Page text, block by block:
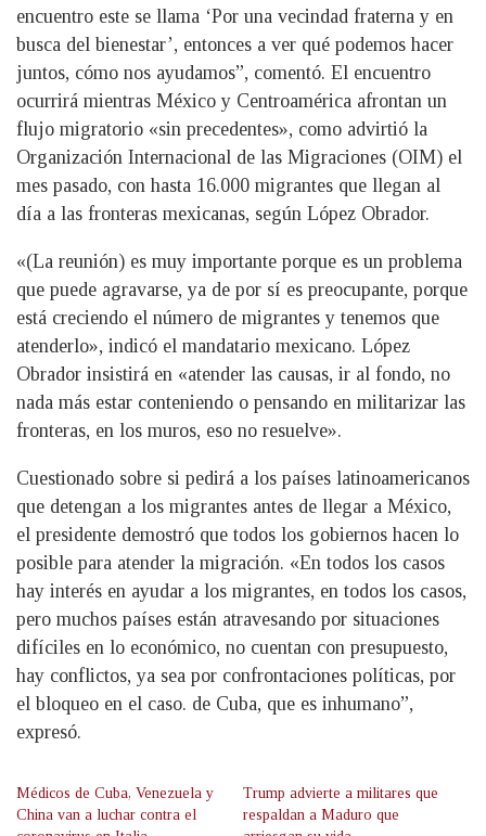
encuentro este se llama ‘Por una vecindad fraterna y en
busca del bienestar’, entonces a ver qué podemos hacer
juntos, cómo nos ayudamos”, comentó. El encuentro
ocurrirá mientras México y Centroamérica afrontan un
flujo migratorio «sin precedentes», como advirtió la
Organización Internacional de las Migraciones (OIM) el
mes pasado, con hasta 16.000 migrantes que llegan al
día a las fronteras mexicanas, según López Obrador.
«(La reunión) es muy importante porque es un problema
que puede agravarse, ya de por sí es preocupante, porque
está creciendo el número de migrantes y tenemos que
atenderlo», indicó el mandatario mexicano. López
Obrador insistirá en «atender las causas, ir al fondo, no
nada más estar conteniendo o pensando en militarizar las
fronteras, en los muros, eso no resuelve».
Cuestionado sobre si pedirá a los países latinoamericanos
que detengan a los migrantes antes de llegar a México,
el presidente demostró que todos los gobiernos hacen lo
posible para atender la migración. «En todos los casos
hay interés en ayudar a los migrantes, en todos los casos,
pero muchos países están atravesando por situaciones
difíciles en lo económico, no cuentan con presupuesto,
hay conflictos, ya sea por confrontaciones políticas, por
el bloqueo en el caso. de Cuba, que es inhumano”,
expresó.
Médicos de Cuba, Venezuela y
China van a luchar contra el
Trump advierte a militares que
respaldan a Maduro que